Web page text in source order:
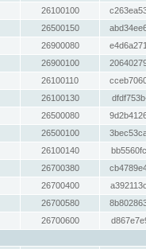
26100100
26500150
26900080
26900100
26100110
26100130
26500080
26500100
26100140
26700380
26700400
26700580
26700600